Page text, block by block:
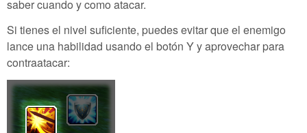
saber cuando y como atacar.
Si tienes el nivel suficiente, puedes evitar que el enemigo
lance una habilidad usando el botón Y y aprovechar para
contraatacar: